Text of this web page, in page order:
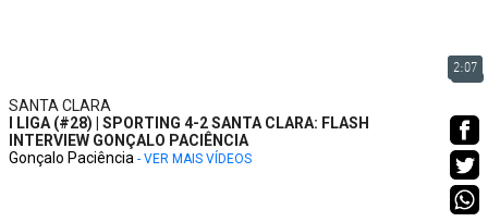
2:07
SANTA CLARA
I LIGA (#28) | SPORTING 4-2 SANTA CLARA: FLASH
INTERVIEW GONÇALO PACIÊNCIA
Gonçalo Paciência - VER MAIS VÍDEOS